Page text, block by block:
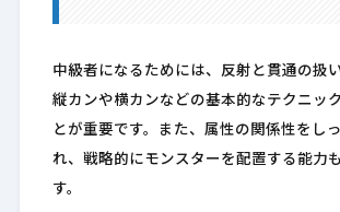
中級者になるためには、反射と貫通の扱
縦カンや横カンなどの基本的なテクニッ
とが重要です。また、属性の関係性をし
れ、戦略的にモンスターを配置する能力
す。